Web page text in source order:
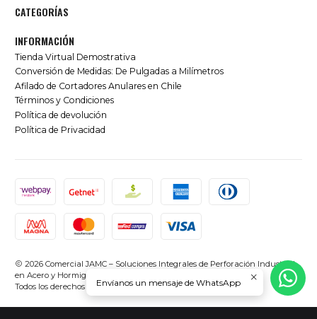
CATEGORÍAS
INFORMACIÓN
Tienda Virtual Demostrativa
Conversión de Medidas: De Pulgadas a Milímetros
Afilado de Cortadores Anulares en Chile
Términos y Condiciones
Política de devolución
Política de Privacidad
2026 Comercial JAMC – Soluciones Integrales de Perforación Industrial
en Acero y Hormigón en Chile.
Todos los derechos reservados.Desarrollado por Jumpseller
Envíanos un mensaje de WhatsApp